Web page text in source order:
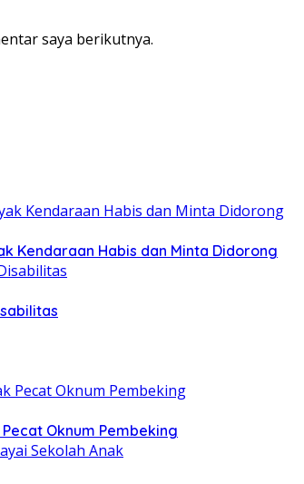
saya berikutnya.
Kendaraan Habis dan Minta Didorong
Oknum Pembeking